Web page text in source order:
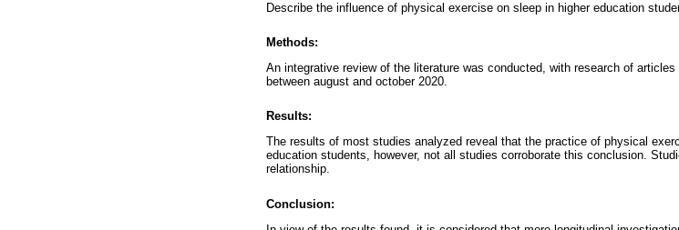
Describe the influence of physical exercise on sleep in higher education
Methods:
An integrative review of the literature was conducted, with research of
between august and october 2020.
Results:
The results of most studies analyzed reveal that the practice of physical
education students, however, not all studies corroborate this conclusion.
relationship.
Conclusion: